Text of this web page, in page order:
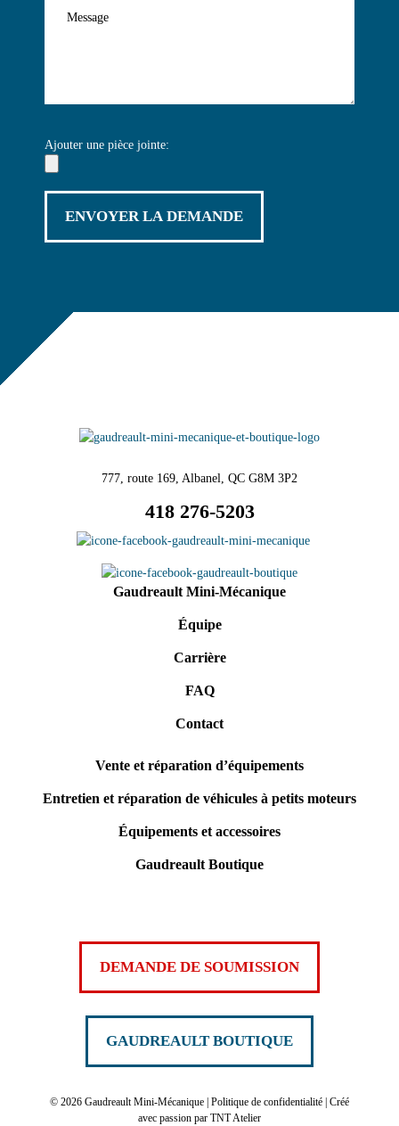
Ajouter une pièce jointe:
777, route 169, Albanel, QC G8M 3P2
418 276-5203
Gaudreault Mini-Mécanique
Équipe
Carrière
FAQ
Contact
Vente et réparation d’équipements
Entretien et réparation de véhicules à petits moteurs
Équipements et accessoires
Gaudreault Boutique
DEMANDE DE SOUMISSION
GAUDREAULT BOUTIQUE
© 2026 Gaudreault Mini-Mécanique | Politique de confidentialité| Créé
avec passion par TNT Atelier